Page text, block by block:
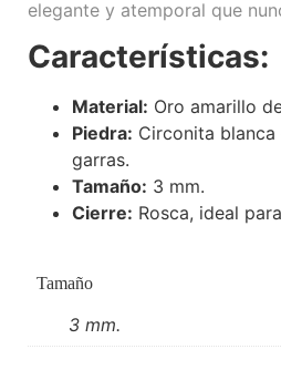
elegante y atemporal que
Características:
Material: Oro amarillo
Piedra: Circonita
garras.
Tamaño: 3 mm.
Cierre: Rosca, ideal
Tamaño
3 mm.